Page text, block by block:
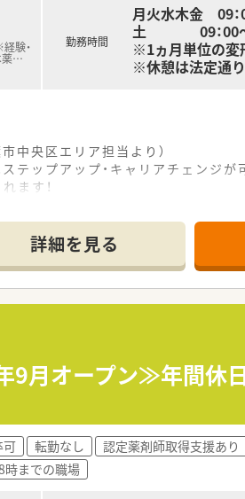
験・
…
勤務時間
月火水木金 09：
土 09：00～
※1ヵ月単位の変
※休憩は法定通り
中央区エリア担当より）
テップアップ・キャリアチェンジ
ます！
どの立地にある調剤薬局です。
療機関などの具体的な情報は現在
設備の詳細などについても随時情
た正確な調剤から監査、患者様へ
がら、エリアマネージャーや本社と
ご案内を通じ、お薬の処方だけで
企業出身の調剤未経験からスター
リア長クラスの方も育休を取得す
され、昇給やキャリアアップへと
詳細を見る
9月オープン≫年間
可 転勤なし 認定薬剤師取得支援あり
時までの職場